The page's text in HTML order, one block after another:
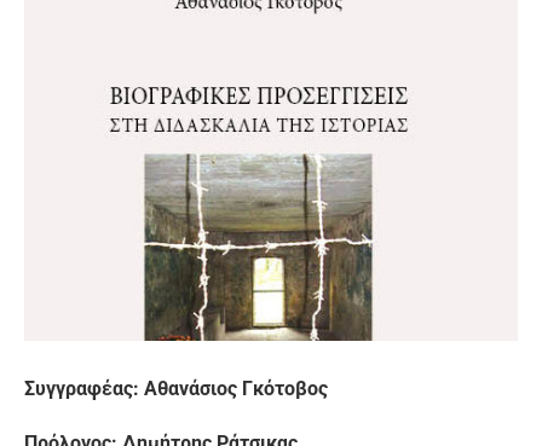
Συγγραφέας: Αθανάσιος Γκότοβος